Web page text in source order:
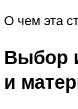
О чем эта
Выбор
и